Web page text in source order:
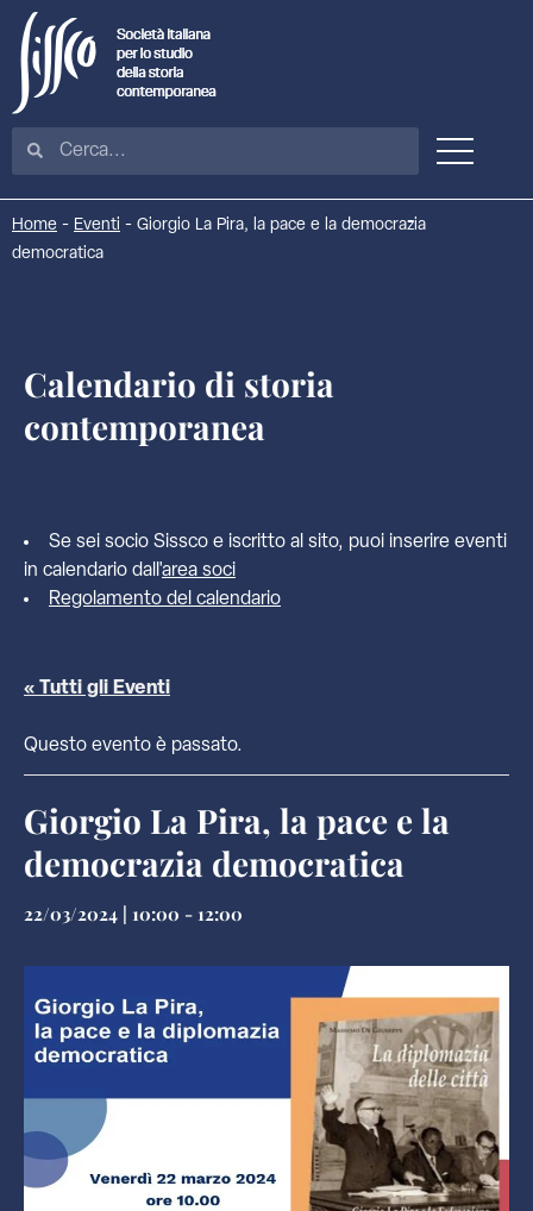
Home - Eventi - Giorgio La Pira, la pace e la democrazia
democratica
Calendario di storia
contemporanea
Se sei socio Sissco e iscritto al sito, puoi inserire eventi
in calendario dall'area soci
Regolamento del calendario
« Tutti gli Eventi
Questo evento è passato.
Giorgio La Pira, la pace e la
democrazia democratica
22/03/2024 | 10:00 - 12:00